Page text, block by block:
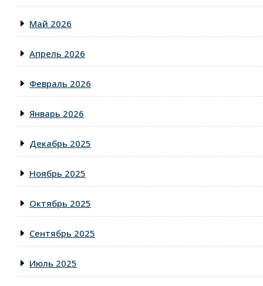
Май 2026
Апрель 2026
Февраль 2026
Январь 2026
Декабрь 2025
Ноябрь 2025
Октябрь 2025
Сентябрь 2025
Июль 2025